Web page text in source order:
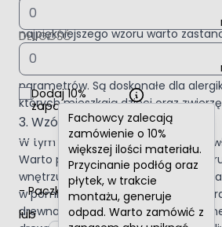
Przed rozpoczęciem zakupów i
najpiękniejszego wzoru warto
oczekujemy od naszej podłogi.
dawać nam wiele możliwości w
parametrów. Są doskonałe dla
których mieszkają dzieci oraz
3. Wzór i dekor
W tym miejscu ogranicza Cię tylko
Warto przemyśleć jakiego
wnętrzu, a także zwrócić uwagę na
w pomieszczeniu. Najchętniej
drewna, która zawiera w sobie
DŁUGOŚĆ
Dodaj 10%
zapasu
Fachowcy zalecają
zamówienie o 10%
większej ilości materiału.
Przycinanie podłóg oraz
płytek, w trakcie
montażu, generuje
odpad. Warto zamówić z
- Paczki
+
lub